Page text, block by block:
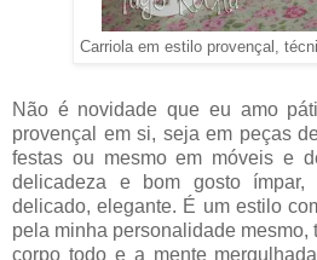
Carriola em estilo provençal,
Não é novidade que eu amo
provençal em si, seja em peças
festas ou mesmo em móveis e
delicadeza e bom gosto ímpar,
delicado, elegante. É um estilo
pela minha personalidade mesmo,
corpo todo e a mente